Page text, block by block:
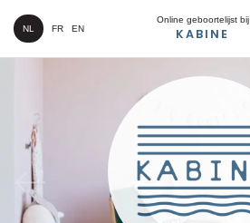
NL FR EN
Online geboortelijst bij
KABINE
Previous